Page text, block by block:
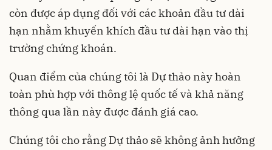
còn được áp dụng đối với các khoản đầu tư dài
hạn nhằm khuyến khích đầu tư dài hạn vào thị
trường chứng khoán.
Quan điểm của chúng tôi là Dự thảo này hoàn
toàn phù hợp với thông lệ quốc tế và khả năng
thông qua lần này được đánh giá cao.
Chúng tôi cho rằng Dự thảo sẽ không ảnh hưởng